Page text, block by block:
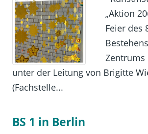
„Aktion
Feier des
Zentrums
unter der Leitung von Brigitte
(Fachstelle...
BS 1 in Berlin